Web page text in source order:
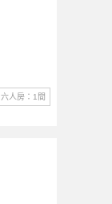
六人房：1間